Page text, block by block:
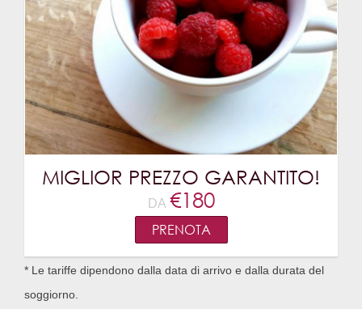
MIGLIOR PREZZO GARANTITO!
DA €180
PRENOTA
* Le tariffe dipendono dalla data di arrivo e dalla durata del
soggiorno.